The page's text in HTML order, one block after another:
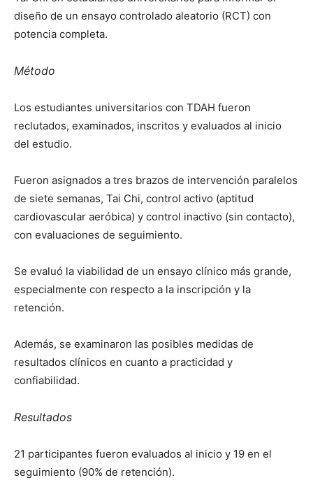
diseño de un ensayo controlado aleatorio (RCT) con
potencia completa.
Método
Los estudiantes universitarios con TDAH fueron
reclutados, examinados, inscritos y evaluados al inicio
del estudio.
Fueron asignados a tres brazos de intervención paralelos
de siete semanas, Tai Chi, control activo (aptitud
cardiovascular aeróbica) y control inactivo (sin contacto),
con evaluaciones de seguimiento.
Se evaluó la viabilidad de un ensayo clínico más grande,
especialmente con respecto a la inscripción y la
retención.
Además, se examinaron las posibles medidas de
resultados clínicos en cuanto a practicidad y
confiabilidad.
Resultados
21 participantes fueron evaluados al inicio y 19 en el
seguimiento (90% de retención).